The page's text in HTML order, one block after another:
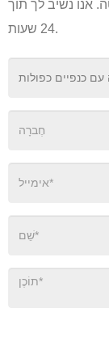
נשיב לך תוך
24 שעות.